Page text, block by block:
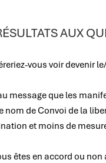
AUX
vous voir devenir
message que les
de Convoi de la
et moins de
êtes en accord ou